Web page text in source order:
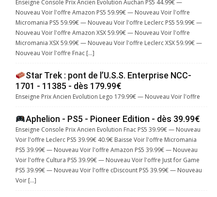
Enseigne Console Prix Ancien Evolution Auchan PS5 44.99€ —
Nouveau Voir l'offre Amazon PS5 59.99€ — Nouveau Voir l'offre
Micromania PS5 59.99€ — Nouveau Voir l'offre Leclerc PS5 59.99€ —
Nouveau Voir l'offre Amazon XSX 59.99€ — Nouveau Voir l'offre
Micromania XSX 59.99€ — Nouveau Voir l'offre Leclerc XSX 59.99€ —
Nouveau Voir l'offre Fnac […]
Star Trek : pont de l’U.S.S. Enterprise NCC-
1701 - 11385 - dès 179.99€
Enseigne Prix Ancien Evolution Lego 179.99€ — Nouveau Voir l'offre
Aphelion - PS5 - Pioneer Edition - dès 39.99€
Enseigne Console Prix Ancien Evolution Fnac PS5 39.99€ — Nouveau
Voir l'offre Leclerc PS5 39.99€ 40.9€ Baisse Voir l'offre Micromania
PS5 39.99€ — Nouveau Voir l'offre Amazon PS5 39.99€ — Nouveau
Voir l'offre Cultura PS5 39.99€ — Nouveau Voir l'offre Just for Game
PS5 39.99€ — Nouveau Voir l'offre cDiscount PS5 39.99€ — Nouveau
Voir […]